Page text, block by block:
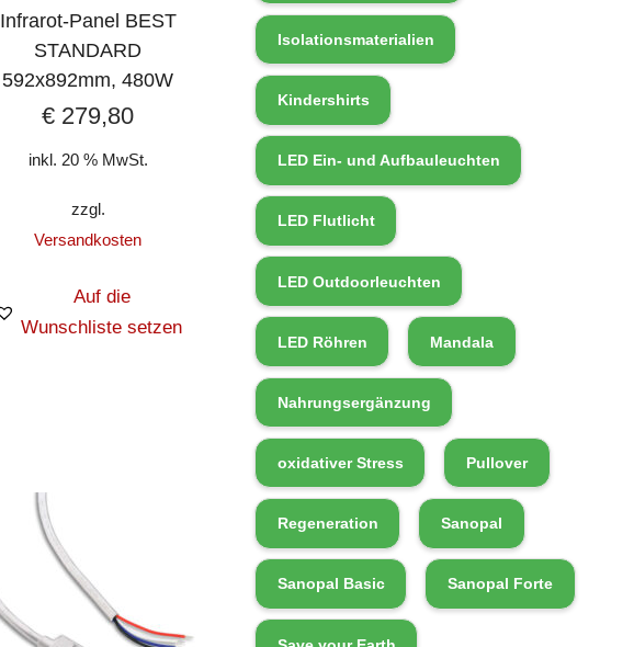
Infrarot-Panel BEST
STANDARD
592x892mm, 480W
€ 279,80
inkl. 20 % MwSt.
zzgl.
Versandkosten
Auf die
Wunschliste setzen
Isolationsmaterialien
Kindershirts
LED Ein- und Aufbauleuchten
LED Flutlicht
LED Outdoorleuchten
LED Röhren Mandala
Nahrungsergänzung
oxidativer Stress Pullover
Regeneration Sanopal
Sanopal Basic Sanopal Forte